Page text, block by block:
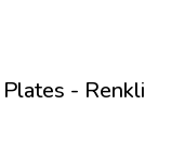
- Renkli